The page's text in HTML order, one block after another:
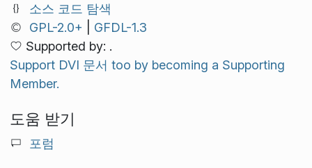
소스 코드 탐색
GPL-2.0+
GFDL-1.3
Supported by: .
Support DVI 문서 too by becoming a Supporting
Member.
도움 받기
포럼